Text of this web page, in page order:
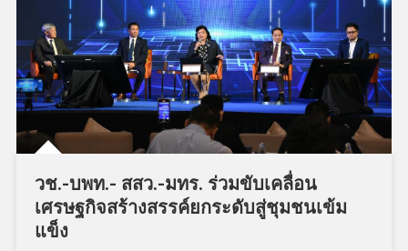
วช.-บพท.- สสว.-มทร. ร่วมขับเคลื่อน
เศรษฐกิจสร้างสรรค์ยกระดับสู่ชุมชนเข้ม
แข็ง